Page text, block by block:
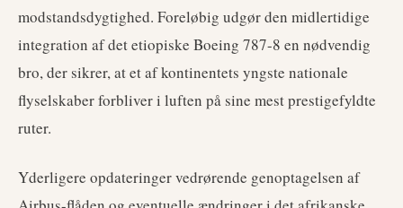
modstandsdygtighed. Foreløbig udgør den midlertidige
integration af det etiopiske Boeing 787-8 en nødvendig
bro, der sikrer, at et af kontinentets yngste nationale
flyselskaber forbliver i luften på sine mest prestigefyldte
ruter.
Yderligere opdateringer vedrørende genoptagelsen af